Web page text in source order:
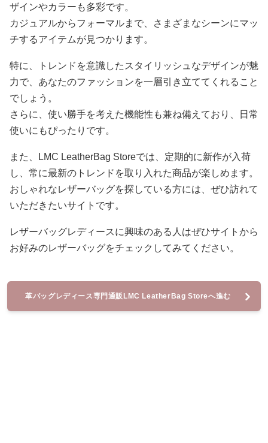
ザインやカラーも多彩です。
カジュアルからフォーマルまで、さまざまなシーンにマッ
チするアイテムが見つかります。
特に、トレンドを意識したスタイリッシュなデザインが魅
力で、あなたのファッションを一層引き立ててくれること
でしょう。
さらに、使い勝手を考えた機能性も兼ね備えており、日常
使いにもぴったりです。
また、LMC LeatherBag Storeでは、定期的に新作が入荷
し、常に最新のトレンドを取り入れた商品が楽しめます。
おしゃれなレザーバッグを探している方には、ぜひ訪れて
いただきたいサイトです。
レザーバッグレディースに興味のある人はぜひサイトから
お好みのレザーバッグをチェックしてみてください。
革バッグレディース専門通販LMC LeatherBag Storeへ進む